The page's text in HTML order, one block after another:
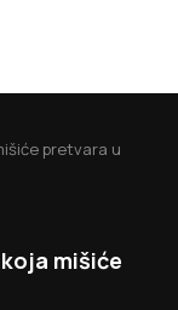
pretvara u
mišiće